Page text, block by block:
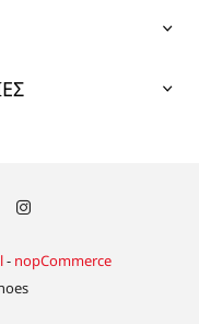
- nopCommerce